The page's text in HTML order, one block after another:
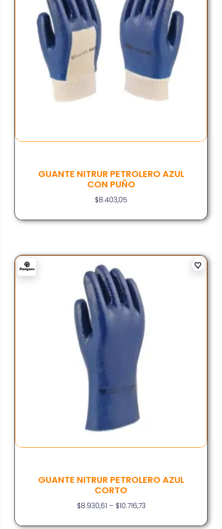
GUANTE NITRUR PETROLERO AZUL
CON PUÑO
$8.403,05
GUANTE NITRUR PETROLERO AZUL
CORTO
$8.930,61 – $10.716,73